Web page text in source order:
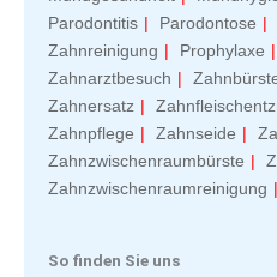
Parodontitis
Parodontose
Zahnreinigung
Prophylaxe
Zahnarztbesuch
Zahnersatz
Zahnpflege
Zahnseide
Zahnzwischenraumbürste
Zahnzwischenraumreinigung
So finden Sie uns